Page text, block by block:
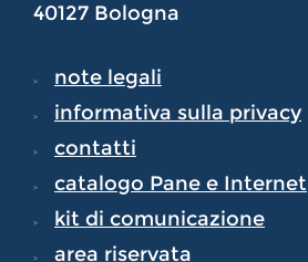
40127 Bologna
note legali
informativa sulla privacy
contatti
catalogo Pane e Internet
kit di comunicazione
area riservata